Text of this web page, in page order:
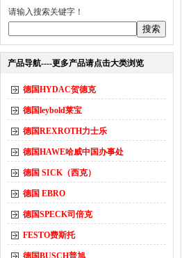
请输入搜索关键字！
产品导航----更多产品请点击大类浏览
德国HYDAC贺德克
德国leybold莱宝
德国REXROTH力士乐
德国HAWE哈威中国办事处
德国 SICK（西克）
德国 EBRO
德国SPECK司倍克
FESTO费斯托
德国BUSCH普旭